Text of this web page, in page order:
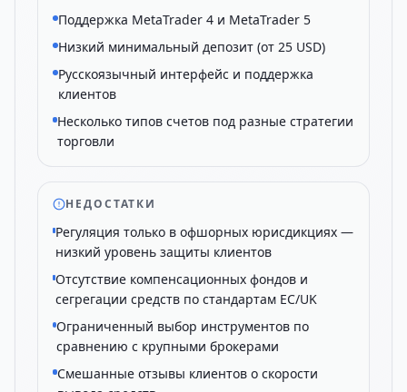
Поддержка MetaTrader 4 и MetaTrader 5
Низкий минимальный депозит (от 25 USD)
Русскоязычный интерфейс и поддержка
клиентов
Несколько типов счетов под разные стратегии
торговли
НЕДОСТАТКИ
Регуляция только в офшорных юрисдикциях —
низкий уровень защиты клиентов
Отсутствие компенсационных фондов и
сегрегации средств по стандартам ЕС/UK
Ограниченный выбор инструментов по
сравнению с крупными брокерами
Смешанные отзывы клиентов о скорости